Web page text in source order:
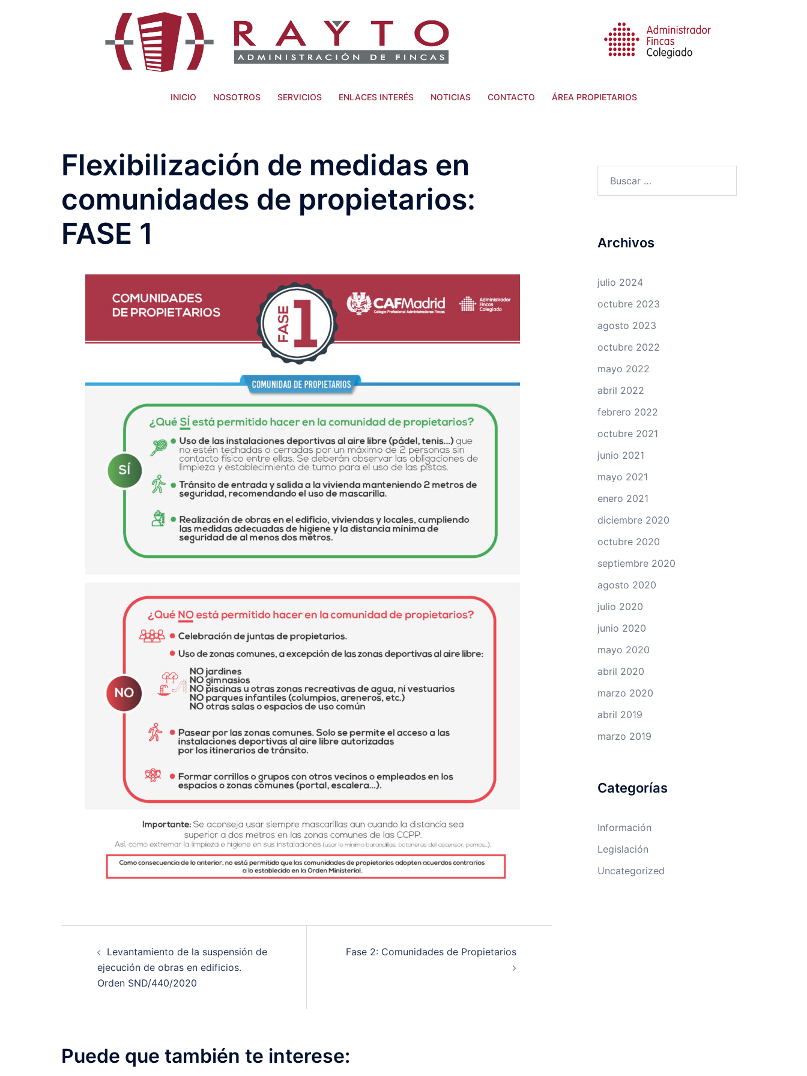
INICIO NOSOTROS SERVICIOS ENLACES INTERÉS NOTICIAS CONTACTO ÁREA PROPIETARIOS
Flexibilización de medidas en
comunidades de propietarios:
FASE 1
Levantamiento de la suspensión de
ejecución de obras en edificios.
Orden SND/440/2020
Fase 2: Comunidades de Propietarios
Puede que también te interese:
Archivos
julio 2024
octubre 2023
agosto 2023
octubre 2022
mayo 2022
abril 2022
febrero 2022
octubre 2021
junio 2021
mayo 2021
enero 2021
diciembre 2020
octubre 2020
septiembre 2020
agosto 2020
julio 2020
junio 2020
mayo 2020
abril 2020
marzo 2020
abril 2019
marzo 2019
Categorías
Información
Legislación
Uncategorized